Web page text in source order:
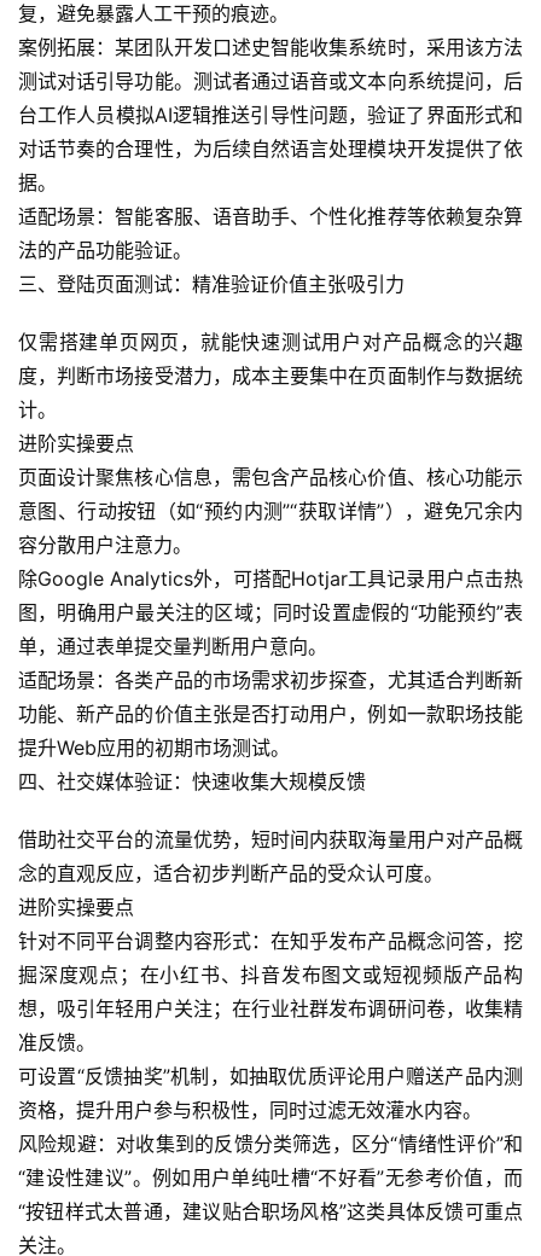
A
I
实
干
群
运
营
记
录
经
验
教
程
软
件
复，避免暴露人工干预的痕迹。
案例拓展：某团队开发口述史智能收集系统时，采用该方法
测试对话引导功能。测试者通过语音或文本向系统提问，后
台工作人员模拟AI逻辑推送引导性问题，验证了界面形式和
对话节奏的合理性，为后续自然语言处理模块开发提供了依
据。
适配场景：智能客服、语音助手、个性化推荐等依赖复杂算
法的产品功能验证。
三、登陆页面测试：精准验证价值主张吸引力
仅需搭建单页网页，就能快速测试用户对产品概念的兴趣
度，判断市场接受潜力，成本主要集中在页面制作与数据统
计。
进阶实操要点
页面设计聚焦核心信息，需包含产品核心价值、核心功能示
意图、行动按钮（如“预约内测”“获取详情”），避免冗余内
容分散用户注意力。
除Google Analytics外，可搭配Hotjar工具记录用户点击热
图，明确用户最关注的区域；同时设置虚假的“功能预约”表
单，通过表单提交量判断用户意向。
适配场景：各类产品的市场需求初步探查，尤其适合判断新
功能、新产品的价值主张是否打动用户，例如一款职场技能
提升Web应用的初期市场测试。
四、社交媒体验证：快速收集大规模反馈
借助社交平台的流量优势，短时间内获取海量用户对产品概
念的直观反应，适合初步判断产品的受众认可度。
进阶实操要点
针对不同平台调整内容形式：在知乎发布产品概念问答，挖
掘深度观点；在小红书、抖音发布图文或短视频版产品构
想，吸引年轻用户关注；在行业社群发布调研问卷，收集精
准反馈。
可设置“反馈抽奖”机制，如抽取优质评论用户赠送产品内测
资格，提升用户参与积极性，同时过滤无效灌水内容。
风险规避：对收集到的反馈分类筛选，区分“情绪性评价”和
“建设性建议”。例如用户单纯吐槽“不好看”无参考价值，而
“按钮样式太普通，建议贴合职场风格”这类具体反馈可重点
关注。